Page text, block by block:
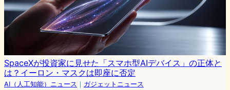
SpaceXが投資家に見せた「スマホ型AIデバイス」の正体と
は？イーロン・マスクは即座に否定
AI（人工知能）ニュース ｜ ガジェットニュース